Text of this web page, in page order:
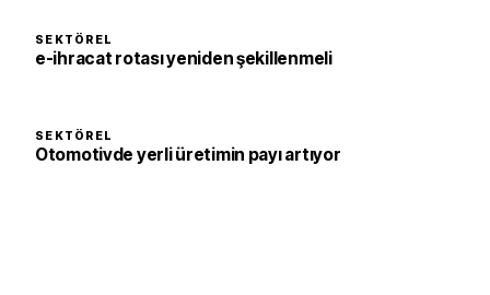
SEKTÖREL
e-ihracat rotası yeniden şekillenmeli
SEKTÖREL
Otomotivde yerli üretimin payı artıyor